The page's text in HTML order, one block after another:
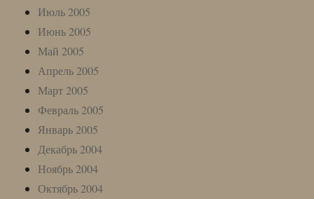
Июль 2005
Июнь 2005
Май 2005
Апрель 2005
Март 2005
Февраль 2005
Январь 2005
Декабрь 2004
Ноябрь 2004
Октябрь 2004